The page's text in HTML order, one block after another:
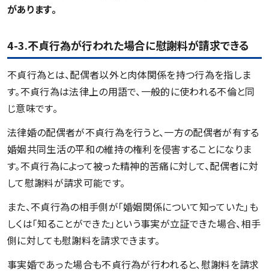
があります。
4-3.不貞行為が行われた場合に慰謝料が請求できる
不貞行為とは、配偶者以外と肉体関係を持つ行為を指しま
す。不貞行為は法律上の用語で、一般的に使われる不倫と同
じ意味です。
法律婚の配偶者が不貞行為を行うと、一方の配偶者が有する
婚姻共同生活の平和の維持の権利を侵害することになりま
す。不貞行為によって被った精神的苦痛に対して、配偶者に対
して慰謝料が請求可能です。
また、不貞行為の相手側が「婚姻関係について知っていた」も
しくは「知ることができた」という事実が立証できた場合、相手
側に対しても慰謝料を請求できます。
事実婚であった場合も不貞行為が行われると、慰謝料を請求